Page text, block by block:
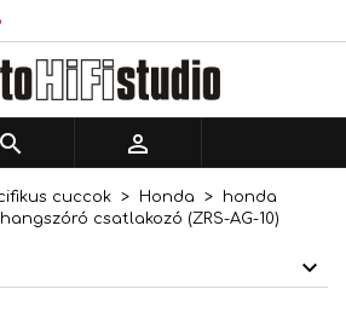
 
cuccok Honda
honda
csatlakozó (ZRS-AG-10)
×
létrehozása ×
×
Mégsem Bejelentkezés